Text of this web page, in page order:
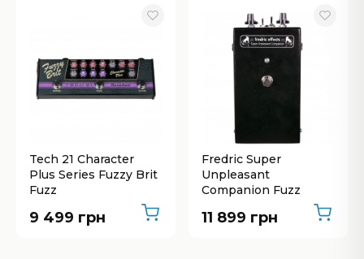
Tech 21 Character
Plus Series Fuzzy Brit
Fuzz
9 499 грн
Fredric Super
Unpleasant
Companion Fuzz
11 899 грн